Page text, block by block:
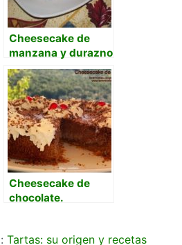
Cheesecake de
manzana y durazno
Cheesecake de
chocolate.
Tartas: su origen y recetas